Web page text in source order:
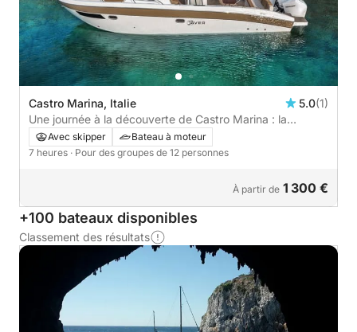
Castro Marina, Italie 5.0(1)
Une journée à la découverte de Castro Marina : la
véritable Dolce Vita en bateau à moteur
Avec skipper
Bateau à moteur
7 heures · Pour des groupes de 12 personnes
À partir de 1 300 €
+100 bateaux disponibles
Classement des résultats